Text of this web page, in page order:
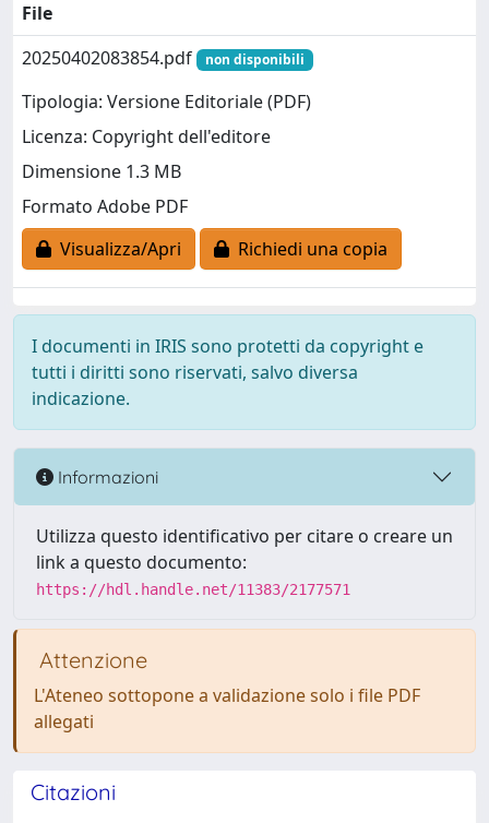
File
20250402083854.pdf
non disponibili
Tipologia: Versione Editoriale (PDF)
Licenza: Copyright dell'editore
Dimensione 1.3 MB
Formato Adobe PDF
Visualizza/Apri
Richiedi una copia
I documenti in IRIS sono protetti da copyright e
tutti i diritti sono riservati, salvo diversa
indicazione.
Informazioni
Utilizza questo identificativo per citare o creare un
link a questo documento:
https://hdl.handle.net/11383/2177571
Attenzione
L'Ateneo sottopone a validazione solo i file PDF
allegati
Citazioni